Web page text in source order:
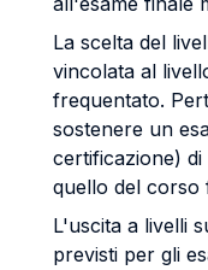
La scelta del
vincolata al
frequentato.
sostenere un
certificazione)
quello del corso
L'uscita a livelli
previsti per gli